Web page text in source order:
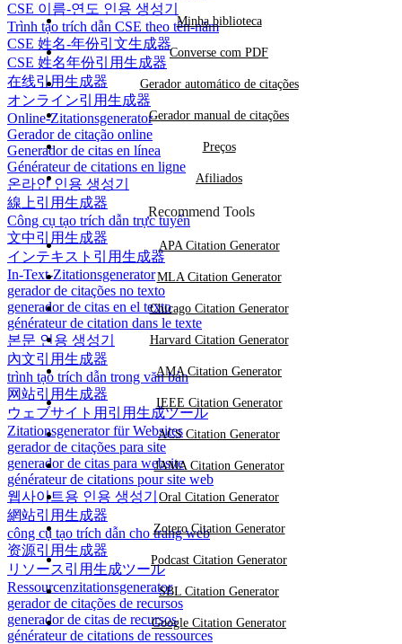
CSE 이름-연도 인용 생성기
Trình tạo trích dẫn CSE theo tên-năm
CSE 姓名-年份引文生成器
CSE 姓名年份引用生成器
在线引用生成器
オンライン引用生成器
Online-Zitationsgenerator
Gerador de citação online
Generador de citas en línea
Générateur de citations en ligne
온라인 인용 생성기
線上引用生成器
Công cụ tạo trích dẫn trực tuyến
文中引用生成器
インテキスト引用生成器
In-Text-Zitationsgenerator
gerador de citações no texto
generador de citas en el texto
générateur de citation dans le texte
본문 인용 생성기
內文引用生成器
trình tạo trích dẫn trong văn bản
网站引用生成器
ウェブサイト用引用生成ツール
Zitationsgenerator für Websites
gerador de citações para site
generador de citas para website
générateur de citations pour site web
웹사이트용 인용 생성기
網站引用生成器
công cụ tạo trích dẫn cho trang web
资源引用生成器
リソース引用生成ツール
Ressourcenzitationsgenerator
gerador de citações de recursos
generador de citas de recursos
générateur de citations de ressources
Minha biblioteca
Converse com PDF
Gerador automático de citações
Gerador manual de citações
Preços
Afiliados
Recommend Tools
APA Citation Generator
MLA Citation Generator
Chicago Citation Generator
Harvard Citation Generator
AMA Citation Generator
IEEE Citation Generator
ACS Citation Generator
JAMA Citation Generator
Oral Citation Generator
Zotero Citation Generator
Podcast Citation Generator
SBL Citation Generator
Google Citation Generator